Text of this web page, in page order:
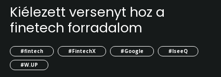
Kiélezett versenyt hoz a
finetech forradalom
#fintech #FintechX #Google
#IseeQ
#W.UP